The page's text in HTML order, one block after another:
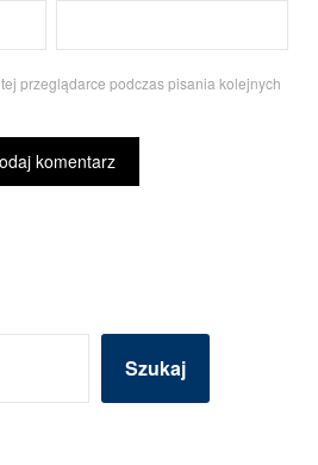
przeglądarce podczas pisania kolejnych
Szukaj